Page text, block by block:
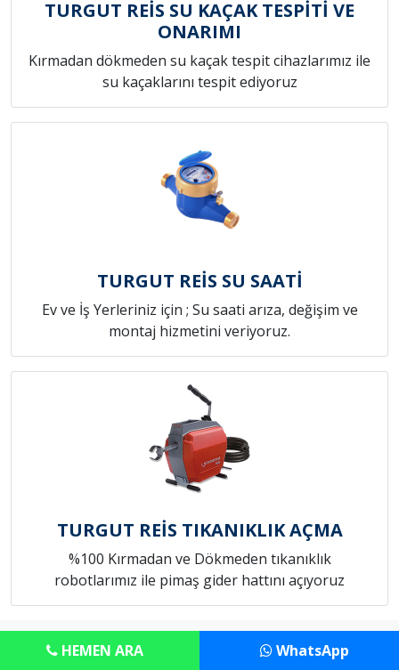
TURGUT REİS SU KAÇAK TESPİTİ VE
ONARIMI
Kırmadan dökmeden su kaçak tespit cihazlarımız ile
su kaçaklarını tespit ediyoruz
TURGUT REİS SU SAATİ
Ev ve İş Yerleriniz için ; Su saati arıza, değişim ve
montaj hizmetini veriyoruz.
TURGUT REİS TIKANIKLIK AÇMA
%100 Kırmadan ve Dökmeden tıkanıklık
robotlarımız ile pimaş gider hattını açıyoruz
HEMEN ARA WhatsApp
Copyright © Anadolu Tesisat Servisi